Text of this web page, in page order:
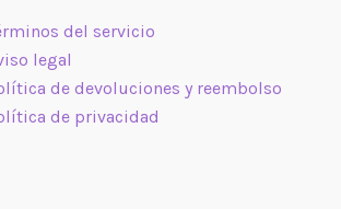
del servicio
legal
de devoluciones y reembolso
de privacidad